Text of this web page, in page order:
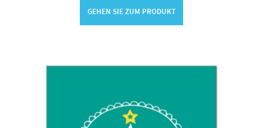
GEHEN SIE ZUM PRODUKT